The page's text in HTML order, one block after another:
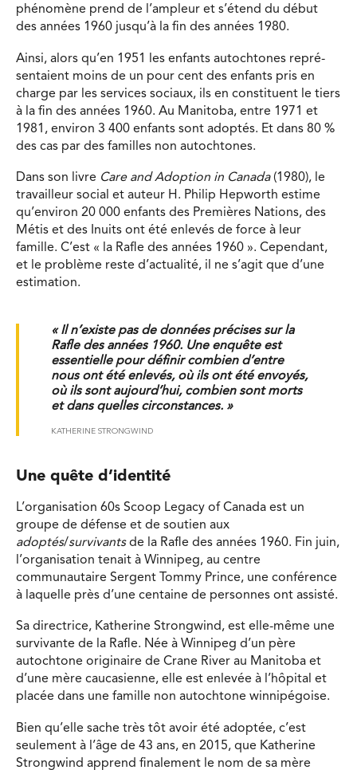
phénomène prend de l’ampleur et s’étend du début
des années 1960 jusqu’à la fin des années 1980.
Ainsi, alors qu’en 1951 les enfants autochtones repré-
sentaient moins de un pour cent des enfants pris en
charge par les services sociaux, ils en constituent le tiers
à la fin des années 1960. Au Manitoba, entre 1971 et
1981, environ 3 400 enfants sont adoptés. Et dans 80 %
des cas par des familles non autochtones.
Dans son livre Care and Adoption in Canada (1980), le
travailleur social et auteur H. Philip Hepworth estime
qu’environ 20 000 enfants des Premières Nations, des
Métis et des Inuits ont été enlevés de force à leur
famille. C’est « la Rafle des années 1960 ». Cependant,
et le problème reste d’actualité, il ne s’agit que d’une
estimation.
« Il n’existe pas de données précises sur la
Rafle des années 1960. Une enquête est
essentielle pour définir combien d’entre
nous ont été enlevés, où ils ont été envoyés,
où ils sont aujourd’hui, combien sont morts
et dans quelles circonstances. »
KATHERINE STRONGWIND
Une quête d’identité
L’organisation 60s Scoop Legacy of Canada est un
groupe de défense et de soutien aux
adoptés/survivantsde la Rafle des années 1960. Fin juin,
l’organisation tenait à Winnipeg, au centre
communautaire Sergent Tommy Prince, une conférence
à laquelle près d’une centaine de personnes ont assisté.
Sa directrice, Katherine Strongwind, est elle-même une
survivante de la Rafle. Née à Winnipeg d’un père
autochtone originaire de Crane River au Manitoba et
d’une mère caucasienne, elle est enlevée à l’hôpital et
placée dans une famille non autochtone winnipégoise.
Bien qu’elle sache très tôt avoir été adoptée, c’est
seulement à l’âge de 43 ans, en 2015, que Katherine
Strongwind apprend finalement le nom de sa mère